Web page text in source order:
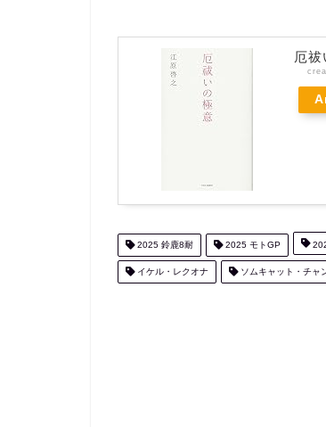
厄
2025 鈴鹿8耐 2025 モトGP
イケル・レクオナ ソムキャット・チャ